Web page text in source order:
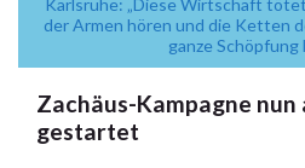
Karlsruhe: „Diese Wirtschaft
der Armen hören und die Ketten
ganze Schöpfung
Zachäus-Kampagne
gestartet